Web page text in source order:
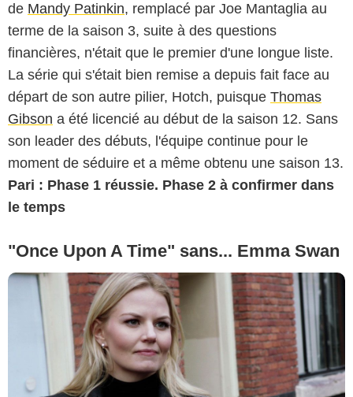
de Mandy Patinkin, remplacé par Joe Mantaglia au
terme de la saison 3, suite à des questions
financières, n'était que le premier d'une longue liste.
La série qui s'était bien remise a depuis fait face au
départ de son autre pilier, Hotch, puisque Thomas
Gibson a été licencié au début de la saison 12. Sans
son leader des débuts, l'équipe continue pour le
moment de séduire et a même obtenu une saison 13.
Pari : Phase 1 réussie. Phase 2 à confirmer dans
le temps
"Once Upon A Time" sans... Emma Swan